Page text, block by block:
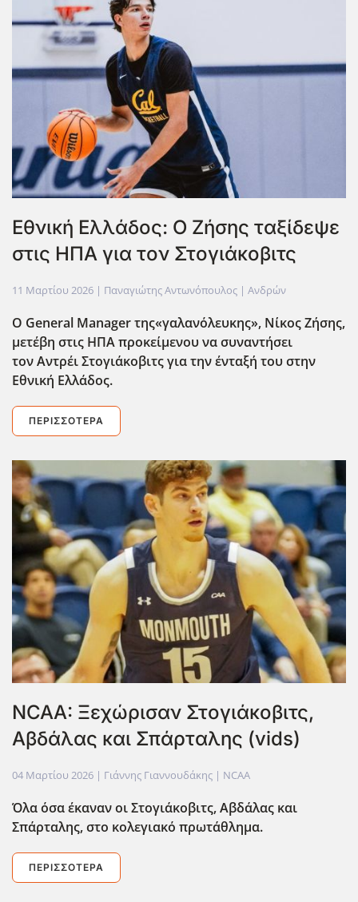
Εθνική Ελλάδος: O Ζήσης ταξίδεψε
στις ΗΠΑ για τον Στογιάκοβιτς
11 Μαρτίου 2026 | Παναγιώτης Αντωνόπουλος | Ανδρών
Ο General Manager της«γαλανόλευκης», Νίκος Ζήσης,
μετέβη στις ΗΠΑ προκείμενου να συναντήσει
τον Αντρέι Στογιάκοβιτς για την ένταξή του στην
Εθνική Ελλάδος.
ΠΕΡΙΣΣΌΤΕΡΑ
NCAA: Ξεχώρισαν Στογιάκοβιτς,
Αβδάλας και Σπάρταλης (vids)
04 Μαρτίου 2026 | Γιάννης Γιαννουδάκης | NCAA
Όλα όσα έκαναν οι Στογιάκοβιτς, Αβδάλας και
Σπάρταλης, στο κολεγιακό πρωτάθλημα.
ΠΕΡΙΣΣΌΤΕΡΑ